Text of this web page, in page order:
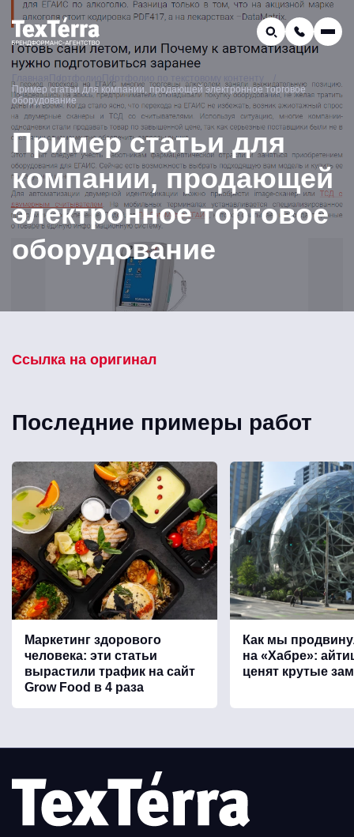
GEO-продвижение
Поиск по услугам и статьям...
Заказать звонок
Телефон отдела продаж:
8 (800) 775-16-41
Наш e-mail:
mail@texterra.ru
Пример статьи для компании, продающей электронное торговое
оборудование
Пример статьи для
компании, продающей
электронное торговое
оборудование
Ссылка на оригинал
Последние примеры работ
Маркетинг здорового
человека: эти статьи
вырастили трафик на сайт
Grow Food в 4 раза
Как мы
на «Хабре»:
ценят крутые